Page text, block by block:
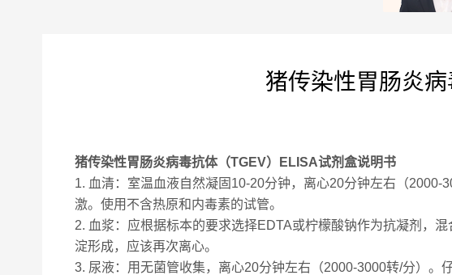
猪传染性胃肠炎
猪传染性胃肠炎病毒抗体（TGEV）ELISA试剂盒说明书
1. 血清：室温血液自然凝固10-20分钟，离心20分钟左右（
激。使用不含热原和内毒素的试管。
2. 血浆：应根据标本的要求选择EDTA或柠檬酸钠作为抗凝剂，
淀形成，应该再次离心。
3. 尿液：用无菌管收集，离心20分钟左右（2000-3000转/分）。